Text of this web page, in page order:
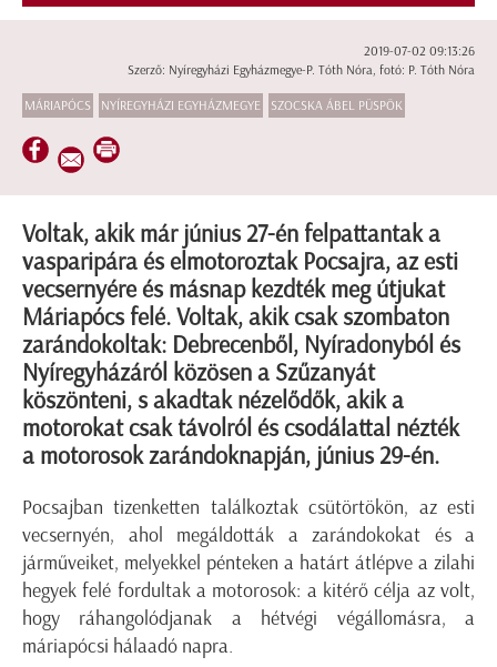
2019-07-02 09:13:26
Szerző: Nyíregyházi Egyházmegye-P. Tóth Nóra, fotó: P. Tóth Nóra
MÁRIAPÓCS NYÍREGYHÁZI EGYHÁZMEGYE SZOCSKA ÁBEL PÜSPÖK
Voltak, akik már június 27-én felpattantak a
vasparipára és elmotoroztak Pocsajra, az esti
vecsernyére és másnap kezdték meg útjukat
Máriapócs felé. Voltak, akik csak szombaton
zarándokoltak: Debrecenből, Nyíradonyból és
Nyíregyházáról közösen a Szűzanyát
köszönteni, s akadtak nézelődők, akik a
motorokat csak távolról és csodálattal nézték
a motorosok zarándoknapján, június 29-én.
Pocsajban tizenketten találkoztak csütörtökön, az esti
vecsernyén, ahol megáldották a zarándokokat és a
járműveiket, melyekkel pénteken a határt átlépve a zilahi
hegyek felé fordultak a motorosok: a kitérő célja az volt,
hogy ráhangolódjanak a hétvégi végállomásra, a
máriapócsi hálaadó napra.